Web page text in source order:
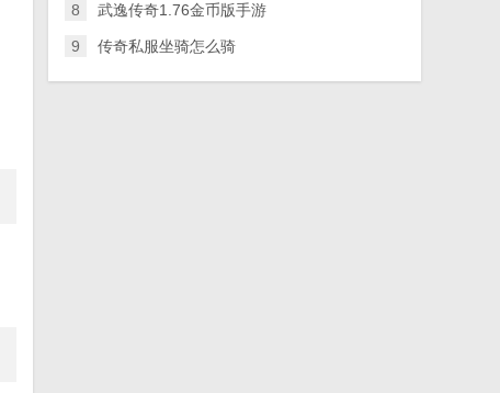
8 武逸传奇1.76金币版手游
9 传奇私服坐骑怎么骑